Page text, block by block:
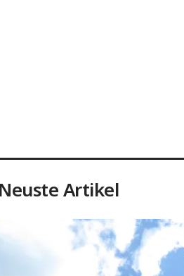
Neuste Artikel